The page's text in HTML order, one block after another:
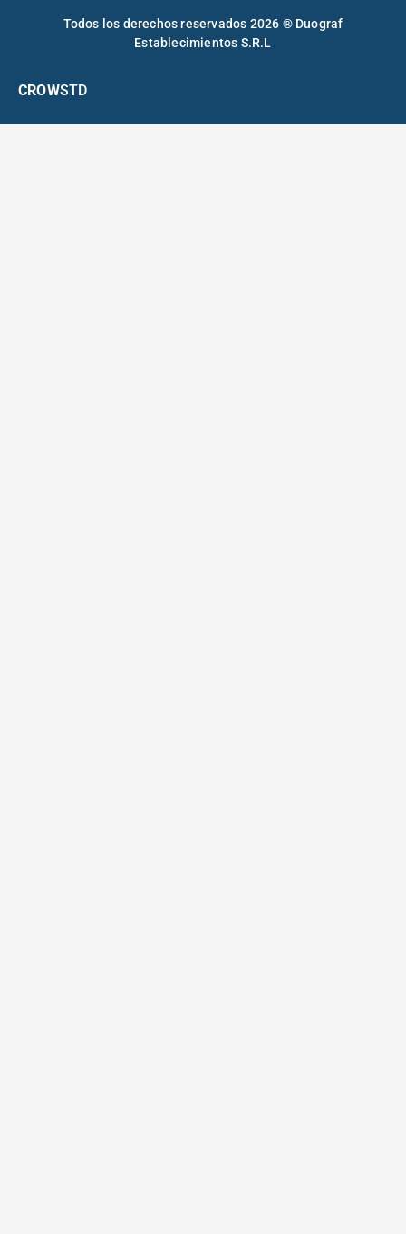
Todos los derechos reservados 2026 ® Duograf
Establecimientos S.R.L
CROWSTD